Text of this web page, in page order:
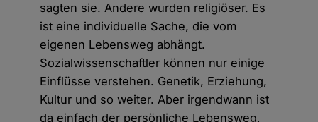
sagten sie. Andere wurden religiöser. Es
ist eine individuelle Sache, die vom
eigenen Lebensweg abhängt.
Sozialwissenschaftler können nur einige
Einflüsse verstehen. Genetik, Erziehung,
Kultur und so weiter. Aber irgendwann ist
da einfach der persönliche Lebensweg,